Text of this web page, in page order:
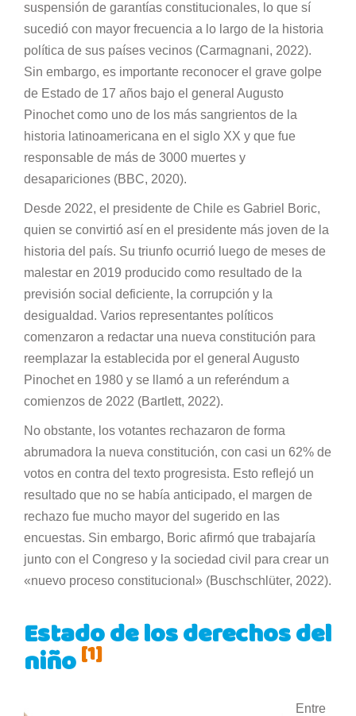
suspensión de garantías constitucionales, lo que sí
sucedió con mayor frecuencia a lo largo de la historia
política de sus países vecinos (Carmagnani, 2022).
Sin embargo, es importante reconocer el grave golpe
de Estado de 17 años bajo el general Augusto
Pinochet como uno de los más sangrientos de la
historia latinoamericana en el siglo XX y que fue
responsable de más de 3000 muertes y
desapariciones (BBC, 2020).
Desde 2022, el presidente de Chile es Gabriel Boric,
quien se convirtió así en el presidente más joven de la
historia del país. Su triunfo ocurrió luego de meses de
malestar en 2019 producido como resultado de la
previsión social deficiente, la corrupción y la
desigualdad. Varios representantes políticos
comenzaron a redactar una nueva constitución para
reemplazar la establecida por el general Augusto
Pinochet en 1980 y se llamó a un referéndum a
comienzos de 2022 (Bartlett, 2022).
No obstante, los votantes rechazaron de forma
abrumadora la nueva constitución, con casi un 62% de
votos en contra del texto progresista. Esto reflejó un
resultado que no se había anticipado, el margen de
rechazo fue mucho mayor del sugerido en las
encuestas. Sin embargo, Boric afirmó que trabajaría
junto con el Congreso y la sociedad civil para crear un
«nuevo proceso constitucional» (Buschschlüter, 2022).
Estado de los derechos del
niño[1]
Entre